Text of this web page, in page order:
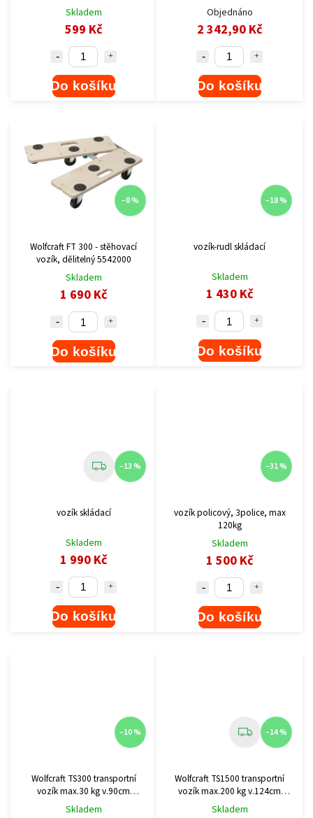
125°
Skladem
599 Kč
Do košíku
5548000
Objednáno
2 342,90 Kč
Do košíku
–8 %
Wolfcraft FT 300 - stěhovací
vozík, dělitelný 5542000
Skladem
1 690 Kč
Do košíku
–18 %
vozík-rudl skládací
Skladem
1 430 Kč
Do košíku
–13 %
vozík skládací
Skladem
1 990 Kč
Do košíku
–31 %
vozík policový, 3police, max
120kg
Skladem
1 500 Kč
Do košíku
–10 %
Wolfcraft TS300 transportní
vozík max.30 kg v.90cm
5530000
Skladem
–14 %
Wolfcraft TS1500 transportní
vozík max.200 kg v.124cm
5525000
Skladem